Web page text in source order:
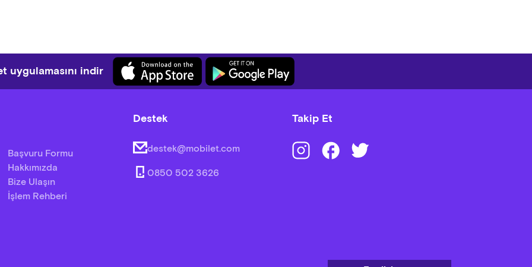
uygulamasını indir
Başvuru Formu
Hakkımızda
Bize Ulaşın
İşlem Rehberi
Destek
destek@mobilet.com
0850 502 3626
Takip Et